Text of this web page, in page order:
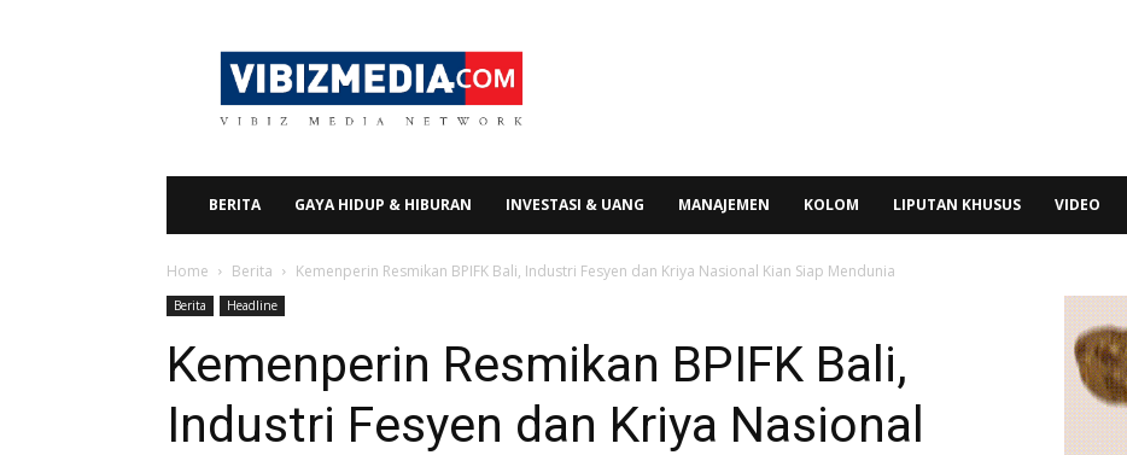
Vibizmedia.com
BERITA GAYA HIDUP & HIBURAN INVESTASI & UANG MANAJEMEN KOLOM LIPUTAN KHUSUS VIDEO
Home Berita Kemenperin Resmikan BPIFK Bali, Industri Fesyen dan Kriya Nasional Kian Siap Mendunia
Berita Headline
Kemenperin Resmikan BPIFK Bali,
Industri Fesyen dan Kriya Nasional